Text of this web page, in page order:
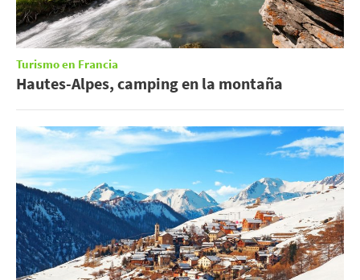
Turismo en Francia
Hautes-Alpes, camping en la montaña